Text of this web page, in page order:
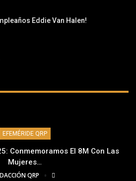
Eddie Van Halen!
EFEMÉRIDE QRP
Conmemoramos El 8M Con Las
Mujeres…
QRP